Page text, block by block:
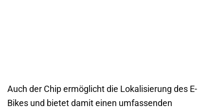
Auch der Chip ermöglicht die Lokalisierung des E-
Bikes und bietet damit einen umfassenden